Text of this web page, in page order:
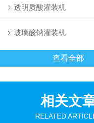
透明质酸灌装机
玻璃酸钠灌装机
查看全部
相关文
RELATED